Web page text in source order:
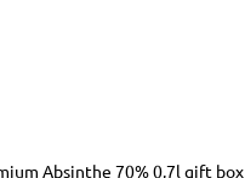
Absinthe 70% 0,7l gift box